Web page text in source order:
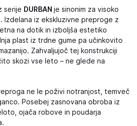
serije DURBAN je sinonim za visoko
Izdelana iz ekskluzivne preproge z
na dotik in izboljša estetiko
plast iz trdne gume pa učinkovito
Zahvaljujoč tej konstrukciji
skozi vse leto – ne glede na
ne le poživi notranjost, temveč
Posebej zasnovana obroba iz
ojača robove in poudarja